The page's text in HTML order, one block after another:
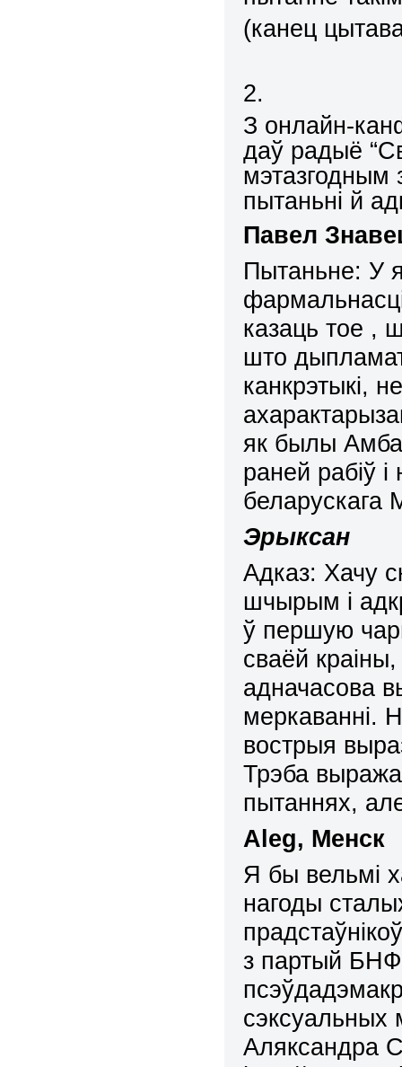
(канец
2.
З онлайн-
даў радыё
мэтазгодным
пытаньні й
Павел
Пытаньне: У
казаць тое ,
што
канкрэтыкі,
як былы
раней рабіў
беларускага
Эрыксан
Адказ: Хачу
шчырым і
ў першую
сваёй
адначасова
меркаванні.
вострыя
Трэба
пытаннях,
Aleg, Менск
Я бы вельмі
нагоды
з партый
сэксуальных
Аляксандра